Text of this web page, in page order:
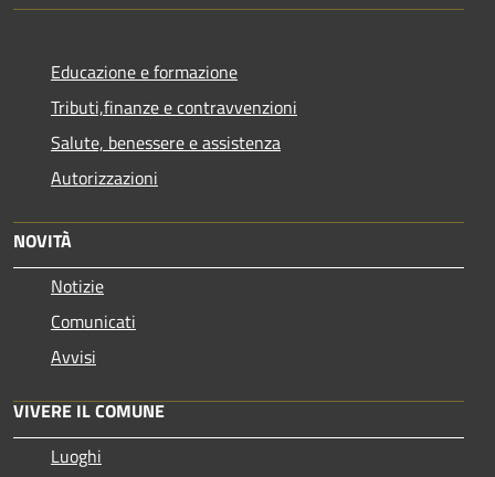
Educazione e formazione
Tributi,finanze e contravvenzioni
Salute, benessere e assistenza
Autorizzazioni
NOVITÀ
Notizie
Comunicati
Avvisi
VIVERE IL COMUNE
Luoghi